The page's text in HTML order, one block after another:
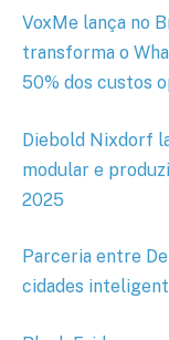
VoxMe lança no
transforma o
50% dos custos
Diebold Nixdorf
modular e
2025
Parceria entre
cidades